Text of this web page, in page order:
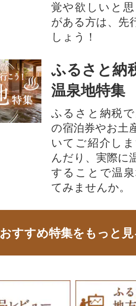
覚や欲しいと
がある方は、先
しょう！
ふるさと納
温泉地特集
ふるさと納税
の宿泊券やお土
いてご紹介し
んだり、実際に
することで温
てみませんか。
おすすめ特集をもっと